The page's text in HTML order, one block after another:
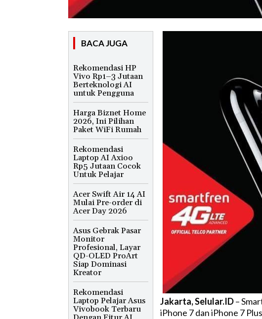
BACA JUGA
Rekomendasi HP
Vivo Rp1–3 Jutaan
Berteknologi AI
untuk Pengguna
Harga Biznet Home
2026, Ini Pilihan
Paket WiFi Rumah
Rekomendasi
Laptop AI Axioo
Rp5 Jutaan Cocok
Untuk Pelajar
Acer Swift Air 14 AI
Mulai Pre-order di
Acer Day 2026
Asus Gebrak Pasar
Monitor
Profesional, Layar
QD-OLED ProArt
Siap Dominasi
Kreator
Rekomendasi
Laptop Pelajar Asus
Vivobook Terbaru
Jakarta, Selular.ID–
iPhone 7 dan iPhone 7